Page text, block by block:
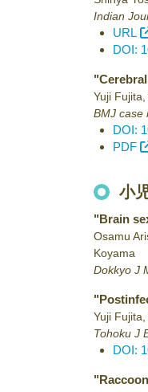
Indian
URL
DOI:
Yuji
BMJ case
DOI:
PDF
小
"Brain
Osamu
Koyama
Dokkyo J
Yuji
Tohoku J
DOI: